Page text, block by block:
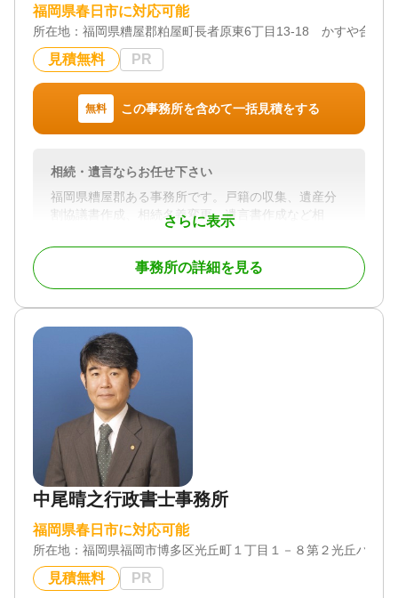
福岡県春日市に対応可能
所在地： 福岡県糟屋郡粕屋町長者原東6丁目13-18 かすや合同
見積無料 PR
無料 この事務所を含めて一括見積をする
さらに表示
相続・遺言ならお任せ下さい
福岡県糟屋郡ある事務所です。戸籍の収集、遺産分
割協議書作成、相続名義変更、遺言書作成など相
続・遺言のお手続きならお任せ下さい。
駐車場・相談室も完備しておりますので、お電話に
てご予約の上ご来訪お待ちしております。
対応業務
遺言書 / 遺産分割 / 相続財産調査 / 相続手続き / 銀行
手続き / 戸籍収集 / 相続人調査
対応体制
訪問可 / 土日相談可 / 初回相談無料 / 事務所面談可
事務所の詳細を見る
中尾晴之行政書士事務所
福岡県春日市に対応可能
所在地： 福岡県福岡市博多区光丘町１丁目１－８第２光丘ハイツ
見積無料 PR